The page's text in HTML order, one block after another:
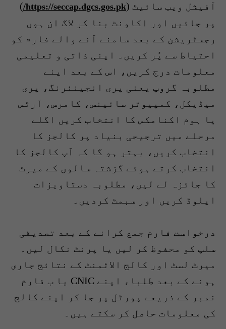
آفیشل ویب سائیٹ (
https://seccap.dgcs.gos.pk/
)
پر جائیں اور اکاونٹ بنا کر لاگ ان ہوں
رجسٹریشن کے بعد سامنے آنے والے فارم کو
احتیاط سے پُر کریں۔ اپنی ذاتی و تعلیمی
معلومات درج کریں، اس کے بعد اپنے
مطلوبہ گروپ یعنی پری انجینئرنگ، پری
میڈیکل، کمپیوٹر سائینس، کامرس، آرٹس
یا ہوم اکنامکس کا انتخاب کریں اگلے
مرحلے میں ترجیحی بنیاد پر کالجز کا
انتخاب کریں، بہتر ہو گا کہ آپ کالجز کا
انتخاب کرتے ہوئے گزشتہ سالوں کے میرٹ
کا جائزہ لے لیں، مطلوبہ دستاویزات
اپلوڈ کریں اور سبمٹ کردیں۔
درخواست فارم جمع کرانے کے بعد تصدیقی
سلپ کو محفوظ کر لیں یا پرنٹ نکال لیں۔
میرٹ لسٹ اور کالج الاٹمنٹ کے نتائج جاری
ہونے کے بعد طلباء اپنے CNIC یا ب فارم
نمبر کے ذریعے پورٹل پر جا کر اپنے کالج
کی معلومات حاصل کر سکتے ہیں۔